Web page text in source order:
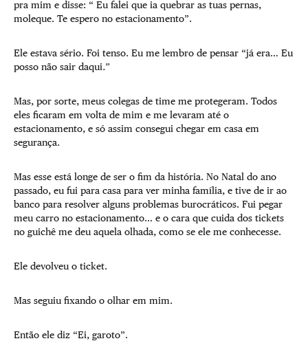
pra mim e disse: “ Eu falei que ia quebrar as tuas pernas,
moleque. Te espero no estacionamento”.
Ele estava sério. Foi tenso. Eu me lembro de pensar “já era… Eu
posso não sair daqui.”
Mas, por sorte, meus colegas de time me protegeram. Todos
eles ficaram em volta de mim e me levaram até o
estacionamento, e só assim consegui chegar em casa em
segurança.
Mas esse está longe de ser o fim da história. No Natal do ano
passado, eu fui para casa para ver minha família, e tive de ir ao
banco para resolver alguns problemas burocráticos. Fui pegar
meu carro no estacionamento… e o cara que cuida dos tickets
no guichê me deu aquela olhada, como se ele me conhecesse.
Ele devolveu o ticket.
Mas seguiu fixando o olhar em mim.
Então ele diz “Ei, garoto”.